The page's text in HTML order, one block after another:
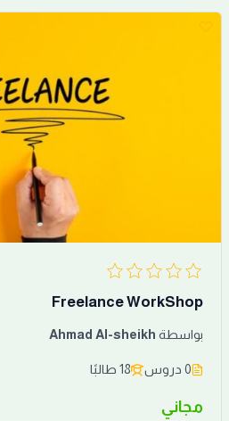
Freelance WorkShop
بواسطة Ahmad Al-sheikh
0 دروس 18 طالبًا
مجاني